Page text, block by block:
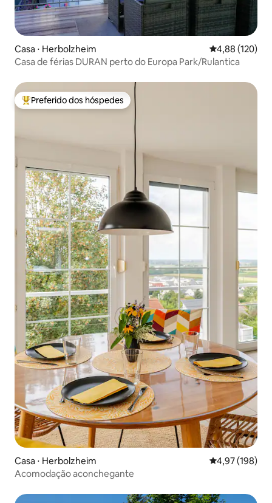
Casa ⋅ Herbolzheim 4,88 de uma
4,88 (120)
Casa de férias DURAN perto do Europa Park/Rulantica
Entre os melhores preferidos dos hóspedes
Preferido dos hóspedes
Casa ⋅ Herbolzheim 4,97 de uma
4,97 (198)
Acomodação aconchegante